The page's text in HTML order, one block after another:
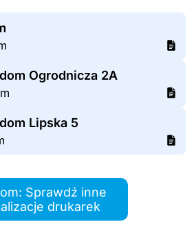
Ogrodnicza 2A
Lipska 5
Sprawdź inne
drukarek